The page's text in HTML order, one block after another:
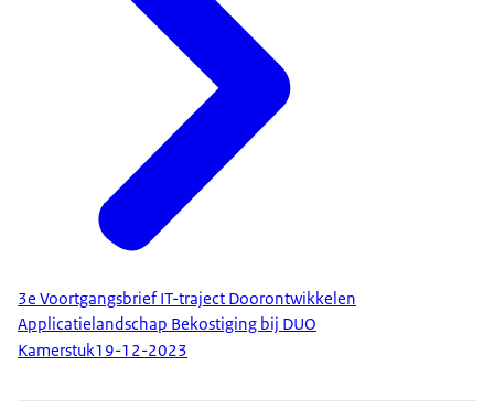
3e Voortgangsbrief IT-traject Doorontwikkelen
Applicatielandschap Bekostiging bij DUO
Kamerstuk19-12-2023